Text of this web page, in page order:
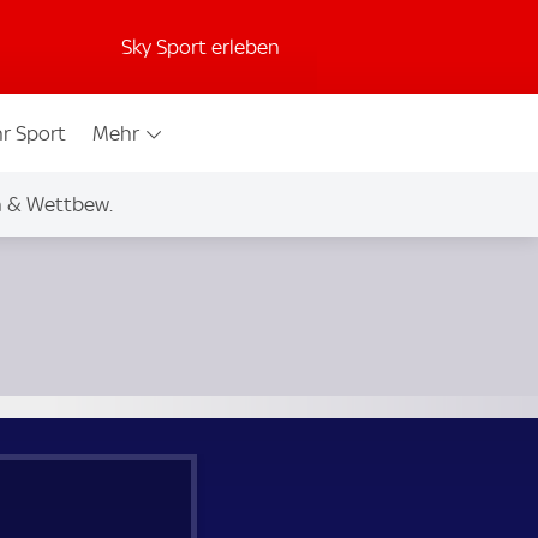
Sky Sport erleben
Sport Mehr
& Wettbew.